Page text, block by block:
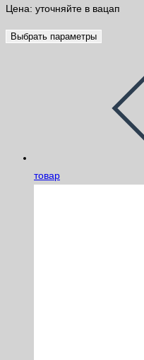
Цена: уточняйте в вацап
Выбрать параметры
товар